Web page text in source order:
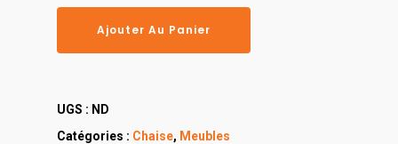
Ajouter Au Panier
UGS : ND
Catégories : Chaise, Meubles